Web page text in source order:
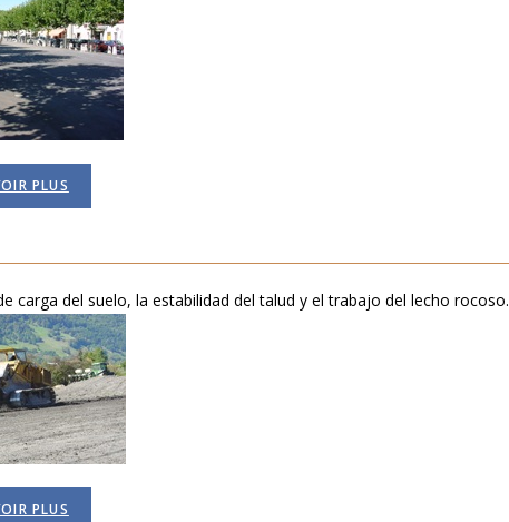
PLUS
carga del suelo, la estabilidad del talud y el trabajo del lecho rocoso.
PLUS